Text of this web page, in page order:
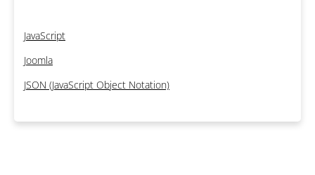
JavaScript
Joomla
JSON (JavaScript Object Notation)